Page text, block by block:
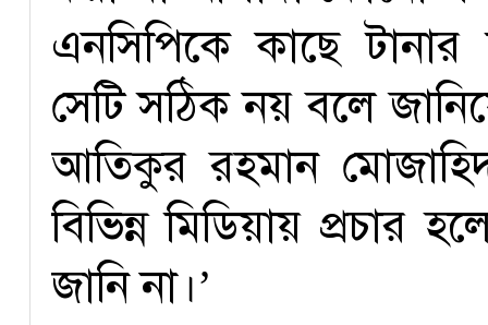
এনসিপিকে কাছে টানার
সেটি সঠিক নয় বলে
আতিকুর রহমান
বিভিন্ন মিডিয়ায়
জানি না।’